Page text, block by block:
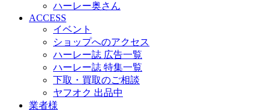
ハーレー奥さん
ACCESS
イベント
ショップへのアクセス
ハーレー誌 広告一覧
ハーレー誌 特集一覧
下取・買取のご相談
ヤフオク 出品中
業者様